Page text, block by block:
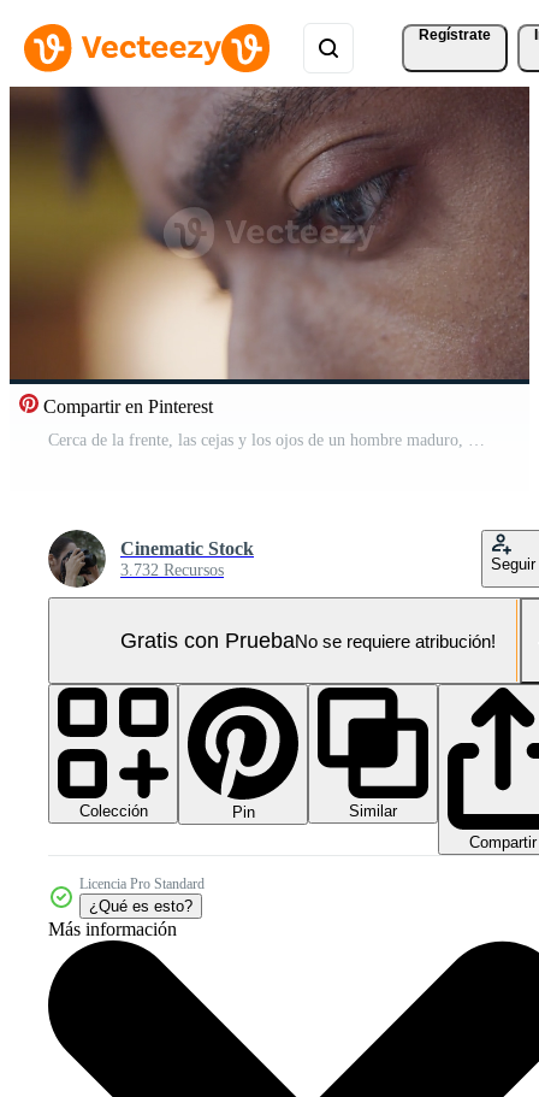
Regístrate
Compartir en Pinterest
Cerca de la frente, las cejas y los ojos de un hombre maduro, mirando el dispositivo Vídeo Pro
Cinematic Stock
3.732 Recursos Seguir
Gratis con PruebaNo se requiere atribución!
Colección Pin
Similar
Compartir
Licencia Pro Standard
¿Qué es esto?
Más información